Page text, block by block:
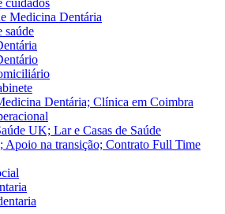
Medicina Dentária
saúde
Dentária; Clínica em Coimbra
UK; Lar e Casas de Saúde
Apoio na transição; Contrato Full Time